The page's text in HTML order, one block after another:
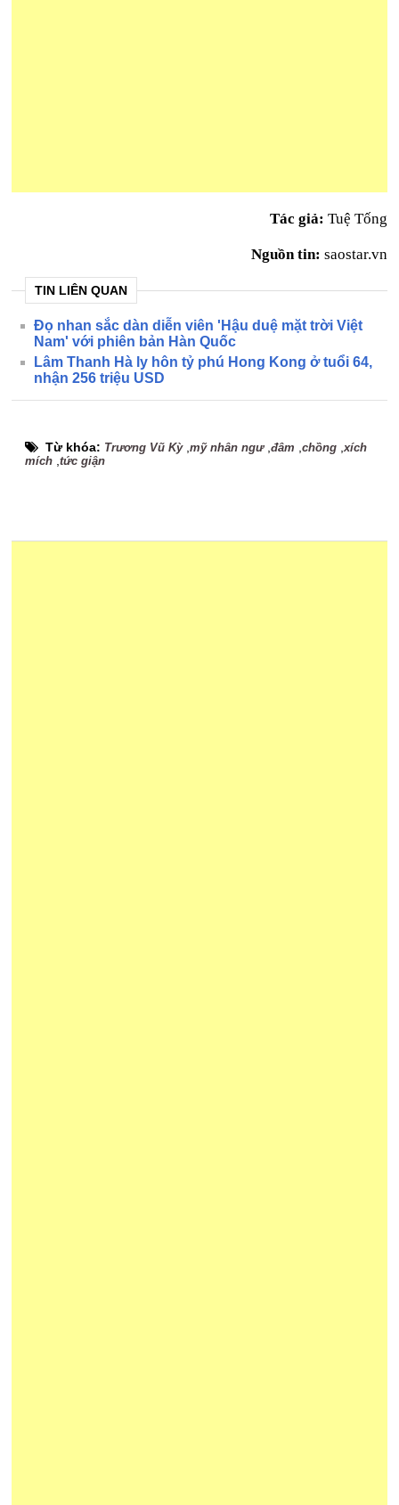
Tác giả: Tuệ Tống
Nguồn tin: saostar.vn
TIN LIÊN QUAN
Đọ nhan sắc dàn diễn viên 'Hậu duệ mặt trời Việt
Nam' với phiên bản Hàn Quốc
Lâm Thanh Hà ly hôn tỷ phú Hong Kong ở tuổi 64,
nhận 256 triệu USD
Từ khóa: Trương Vũ Kỳ,mỹ nhân ngư,đâm ,chồng ,xích
mích ,tức giận